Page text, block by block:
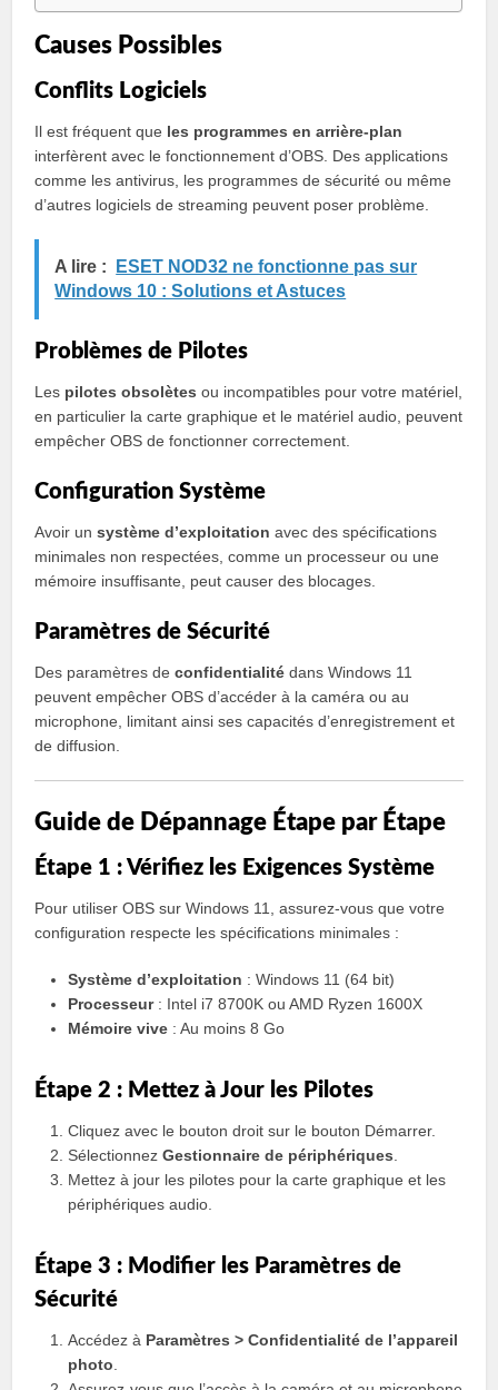
Causes Possibles
Conflits Logiciels
Il est fréquent que les programmes en arrière-plan
interfèrent avec le fonctionnement d’OBS. Des applications
comme les antivirus, les programmes de sécurité ou même
d’autres logiciels de streaming peuvent poser problème.
A lire :
ESET NOD32 ne fonctionne pas sur
Windows 10 : Solutions et Astuces
Problèmes de Pilotes
Les pilotes obsolètes ou incompatibles pour votre matériel,
en particulier la carte graphique et le matériel audio, peuvent
empêcher OBS de fonctionner correctement.
Configuration Système
Avoir unsystème d’exploitation avec des spécifications
minimales non respectées, comme un processeur ou une
mémoire insuffisante, peut causer des blocages.
Paramètres de Sécurité
Des paramètres deconfidentialité dans Windows 11
peuvent empêcher OBS d’accéder à la caméra ou au
microphone, limitant ainsi ses capacités d’enregistrement et
de diffusion.
Guide de Dépannage Étape par Étape
Étape 1 : Vérifiez les Exigences Système
Pour utiliser OBS sur Windows 11, assurez-vous que votre
configuration respecte les spécifications minimales :
Système d’exploitation : Windows 11 (64 bit)
Processeur: Intel i7 8700K ou AMD Ryzen 1600X
Mémoire vive : Au moins 8 Go
Étape 2 : Mettez à Jour les Pilotes
Cliquez avec le bouton droit sur le bouton Démarrer.
SélectionnezGestionnaire de périphériques
Mettez à jour les pilotes pour la carte graphique et les
périphériques audio.
Étape 3 : Modifier les Paramètres de
Sécurité
Accédez à Paramètres > Confidentialité de l’appareil
photo